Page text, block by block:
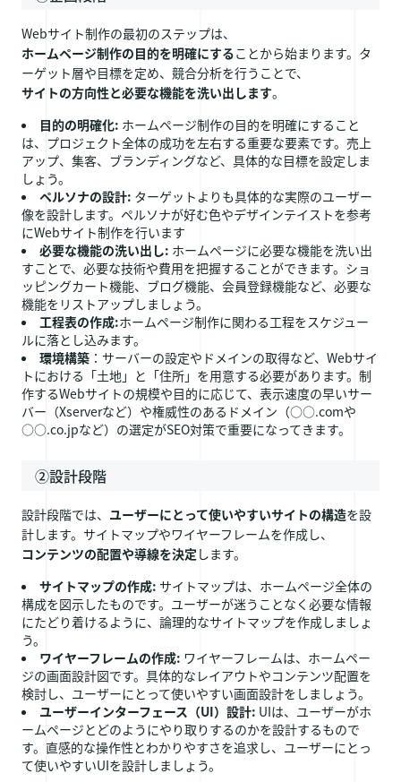
Webサイト制作の最初のステップは、
ホームページ制作の目的を明確にすることから始まります。タ
ーゲット層や目標を定め、競合分析を行うことで、
サイトの方向性と必要な機能を洗い出します。
目的の明確化: ホームページ制作の目的を明確にすること
は、プロジェクト全体の成功を左右する重要な要素です。売上
アップ、集客、ブランディングなど、具体的な目標を設定しま
しょう。
ペルソナの設計: ターゲットよりも具体的な実際のユーザー
像を設計します。ペルソナが好む色やデザインテイストを参考
にWebサイト制作を行います
必要な機能の洗い出し: ホームページに必要な機能を洗い出
すことで、必要な技術や費用を把握することができます。ショ
ッピングカート機能、ブログ機能、会員登録機能など、必要な
機能をリストアップしましょう。
工程表の作成:ホームページ制作に関わる工程をスケジュー
ルに落とし込みます。
環境構築 ：サーバーの設定やドメインの取得など、Webサイ
トにおける「土地」と「住所」を用意する必要があります。制
作するWebサイトの規模や目的に応じて、表示速度の早いサー
バー（Xserverなど）や権威性のあるドメイン（○○.comや
○○.co.jpなど）の選定がSEO対策で重要になってきます。
②設計段階
設計段階では、 ユーザーにとって使いやすいサイトの構造を設
計します。サイトマップやワイヤーフレームを作成し、
コンテンツの配置や導線を決定 します。
サイトマップの作成: サイトマップは、ホームページ全体の
構成を図示したものです。ユーザーが迷うことなく必要な情報
にたどり着けるように、論理的なサイトマップを作成しましょ
う。
ワイヤーフレームの作成: ワイヤーフレームは、ホームペー
ジの画面設計図です。具体的なレイアウトやコンテンツ配置を
検討し、ユーザーにとって使いやすい画面設計をしましょう。
ユーザーインターフェース（UI）設計: UIは、ユーザーがホ
ームページとどのようにやり取りするのかを設計するもので
す。直感的な操作性とわかりやすさを追求し、ユーザーにとっ
て使いやすいUIを設計しましょう。